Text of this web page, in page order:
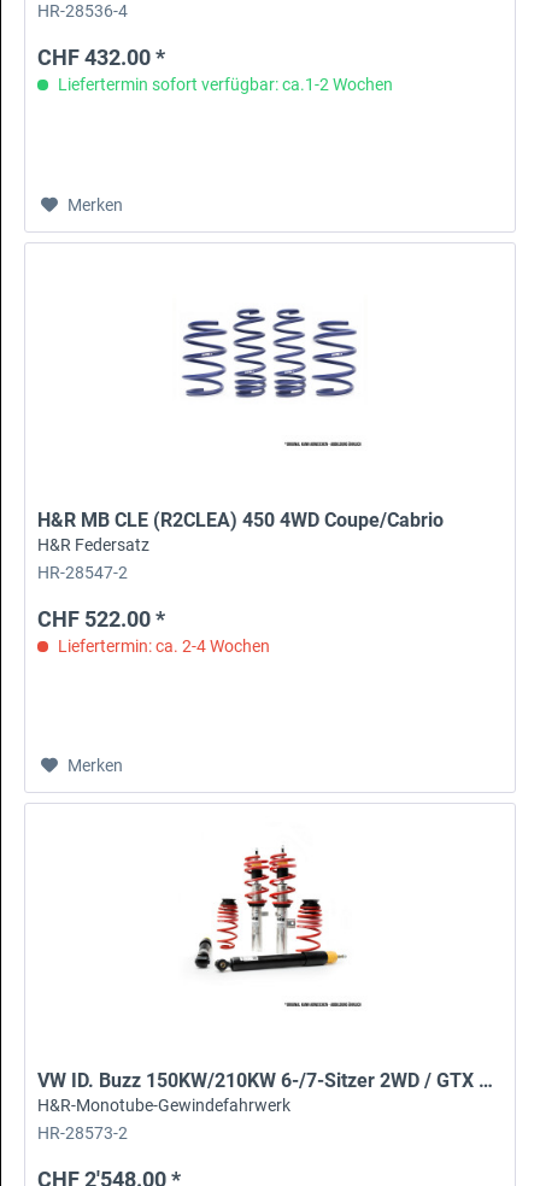
HR-28536-4
CHF 432.00 *
Liefertermin sofort verfügbar: ca.1-2 Wochen
Merken
H&R MB CLE (R2CLEA) 450 4WD Coupe/Cabrio
H&R Federsatz
HR-28547-2
CHF 522.00 *
Liefertermin: ca. 2-4 Wochen
Merken
VW ID. Buzz 150KW/210KW 6-/7-Sitzer 2WD / GTX 4WD
H&R-Monotube-Gewindefahrwerk
HR-28573-2
CHF 2'548.00 *